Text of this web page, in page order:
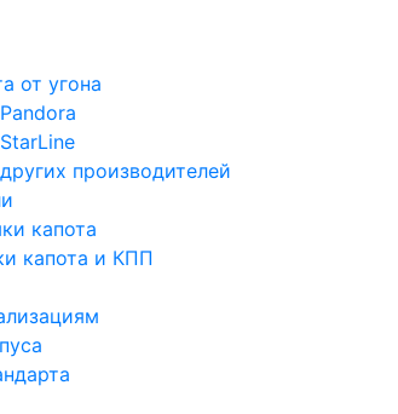
от угона
производителей
капота
капота и КПП